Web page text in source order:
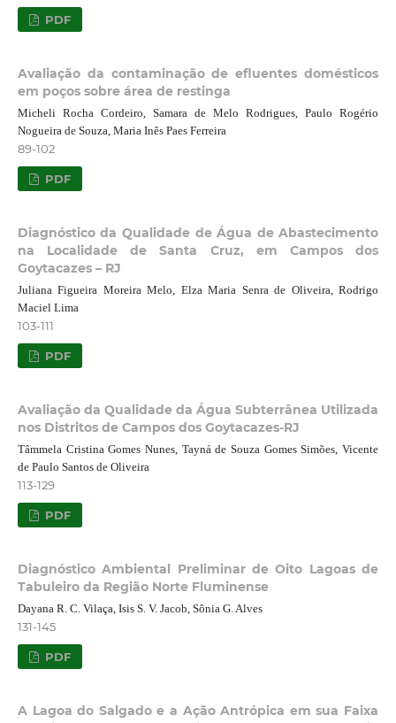
PDF
Avaliação da contaminação de efluentes domésticos
em poços sobre área de restinga
Micheli Rocha Cordeiro, Samara de Melo Rodrigues, Paulo Rogério
Nogueira de Souza, Maria Inês Paes Ferreira
89-102
PDF
Diagnóstico da Qualidade de Água de Abastecimento
na Localidade de Santa Cruz, em Campos dos
Goytacazes – RJ
Juliana Figueira Moreira Melo, Elza Maria Senra de Oliveira, Rodrigo
Maciel Lima
103-111
PDF
Avaliação da Qualidade da Água Subterrânea Utilizada
nos Distritos de Campos dos Goytacazes-RJ
Tâmmela Cristina Gomes Nunes, Tayná de Souza Gomes Simões, Vicente
de Paulo Santos de Oliveira
113-129
PDF
Diagnóstico Ambiental Preliminar de Oito Lagoas de
Tabuleiro da Região Norte Fluminense
Dayana R. C. Vilaça, Isis S. V. Jacob, Sônia G. Alves
131-145
PDF
A Lagoa do Salgado e a Ação Antrópica em sua Faixa